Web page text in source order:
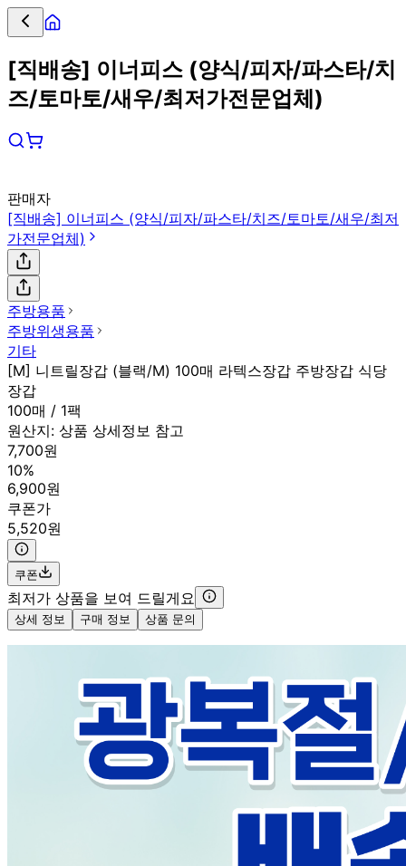
[직배송] 이너피스 (양식/피자/파스타/치
즈/토마토/새우/최저가전문업체)
판매자
[직배송] 이너피스 (양식/피자/파스타/치즈/토마토/새우/최저
가전문업체)
주방용품
주방위생용품
기타
[M] 니트릴장갑 (블랙/M) 100매 라텍스장갑 주방장갑 식당
장갑
100매 / 1팩
원산지: 상품 상세정보 참고
7,700원
10%
6,900원
쿠폰가
5,520원
쿠폰
최저가 상품을 보여 드릴게요
상세 정보 구매 정보 상품 문의